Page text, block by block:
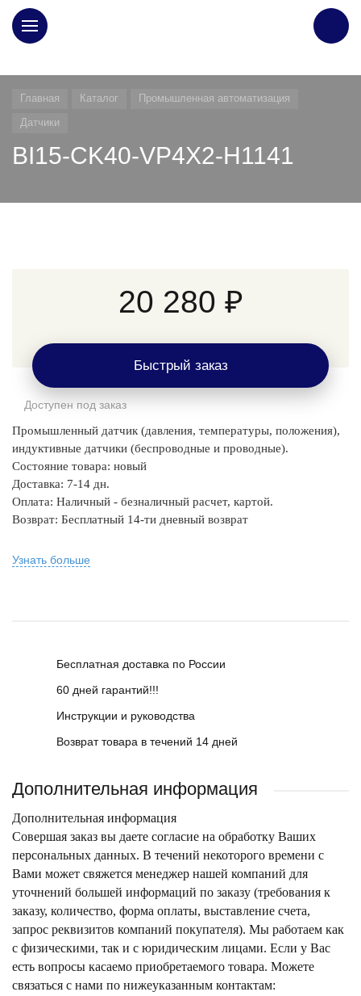
Главная Каталог
Промышленная автоматизация
Датчики
BI15-CK40-VP4X2-H1141
Доступен под заказ
Промышленный датчик (давления, температуры, положения),
индуктивные датчики (беспроводные и проводные).
Состояние товара: новый
Доставка: 7-14 дн.
Оплата: Наличный - безналичный расчет, картой.
Возврат: Бесплатный 14-ти дневный возврат
Узнать больше
20 280 ₽
Быстрый заказ
Бесплатная доставка по России
60 дней гарантий!!!
Инструкции и руководства
Возврат товара в течений 14 дней
Дополнительная информация
Дополнительная информация
Совершая заказ вы даете согласие на обработку Ваших
персональных данных. В течений некоторого времени с
Вами может свяжется менеджер нашей компаний для
уточнений большей информаций по заказу (требования к
заказу, количество, форма оплаты, выставление счета,
запрос реквизитов компаний покупателя). Мы работаем как
с физическими, так и с юридическим лицами. Если у Вас
есть вопросы касаемо приобретаемого товара. Можете
связаться с нами по нижеуказанным контактам: